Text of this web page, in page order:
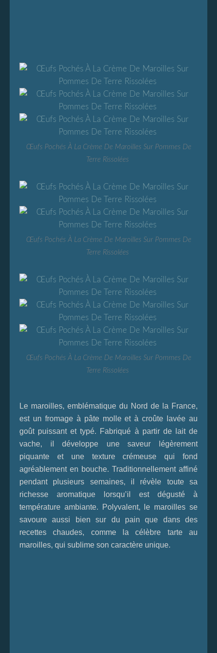
Œufs Pochés À La Crème De Maroilles Sur Pommes De
Terre Rissolées
Œufs Pochés À La Crème De Maroilles Sur Pommes De
Terre Rissolées
Œufs Pochés À La Crème De Maroilles Sur Pommes De
Terre Rissolées
Le maroilles, emblématique du Nord de la France,
est un fromage à pâte molle et à croûte lavée au
goût puissant et typé. Fabriqué à partir de lait de
vache, il développe une saveur légèrement
piquante et une texture crémeuse qui fond
agréablement en bouche. Traditionnellement affiné
pendant plusieurs semaines, il révèle toute sa
richesse aromatique lorsqu’il est dégusté à
température ambiante. Polyvalent, le maroilles se
savoure aussi bien sur du pain que dans des
recettes chaudes, comme la célèbre tarte au
maroilles, qui sublime son caractère unique.